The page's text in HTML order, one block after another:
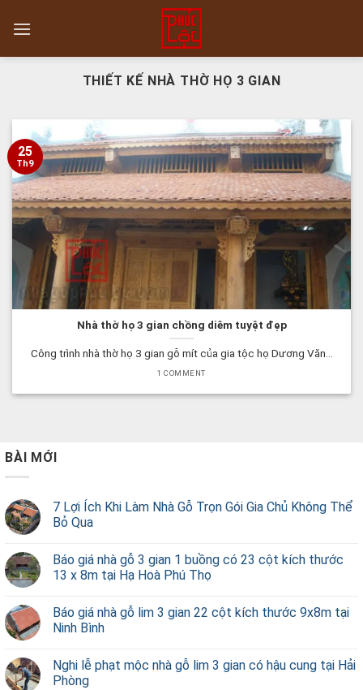
THIẾT KẾ NHÀ THỜ HỌ 3 GIAN
Nhà thờ họ 3 gian chồng diêm tuyệt đẹp
Công trình nhà thờ họ 3 gian gỗ mít của gia tộc họ Dương Văn...
1 COMMENT
25
Th9
BÀI MỚI
7 Lợi Ích Khi Làm Nhà Gỗ Trọn Gói Gia Chủ Không Thể
Bỏ Qua
Báo giá nhà gỗ 3 gian 1 buồng có 23 cột kích thước
13 x 8m tại Hạ Hoà Phú Thọ
Báo giá nhà gỗ lim 3 gian 22 cột kích thước 9x8m tại
Ninh Bình
Nghi lễ phạt mộc nhà gỗ lim 3 gian có hậu cung tại Hải
Phòng